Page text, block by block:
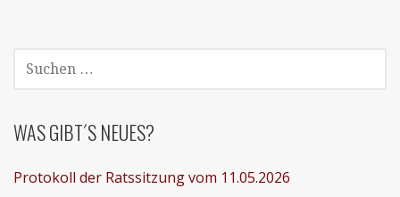
SUCHEN
NACH:
WAS GIBT´S NEUES?
Protokoll der Ratssitzung vom 11.05.2026